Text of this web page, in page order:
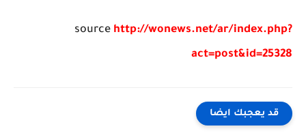
source http://wonews.net/ar/index.php?
act=post&id=25328
قد يعجبك ايضا